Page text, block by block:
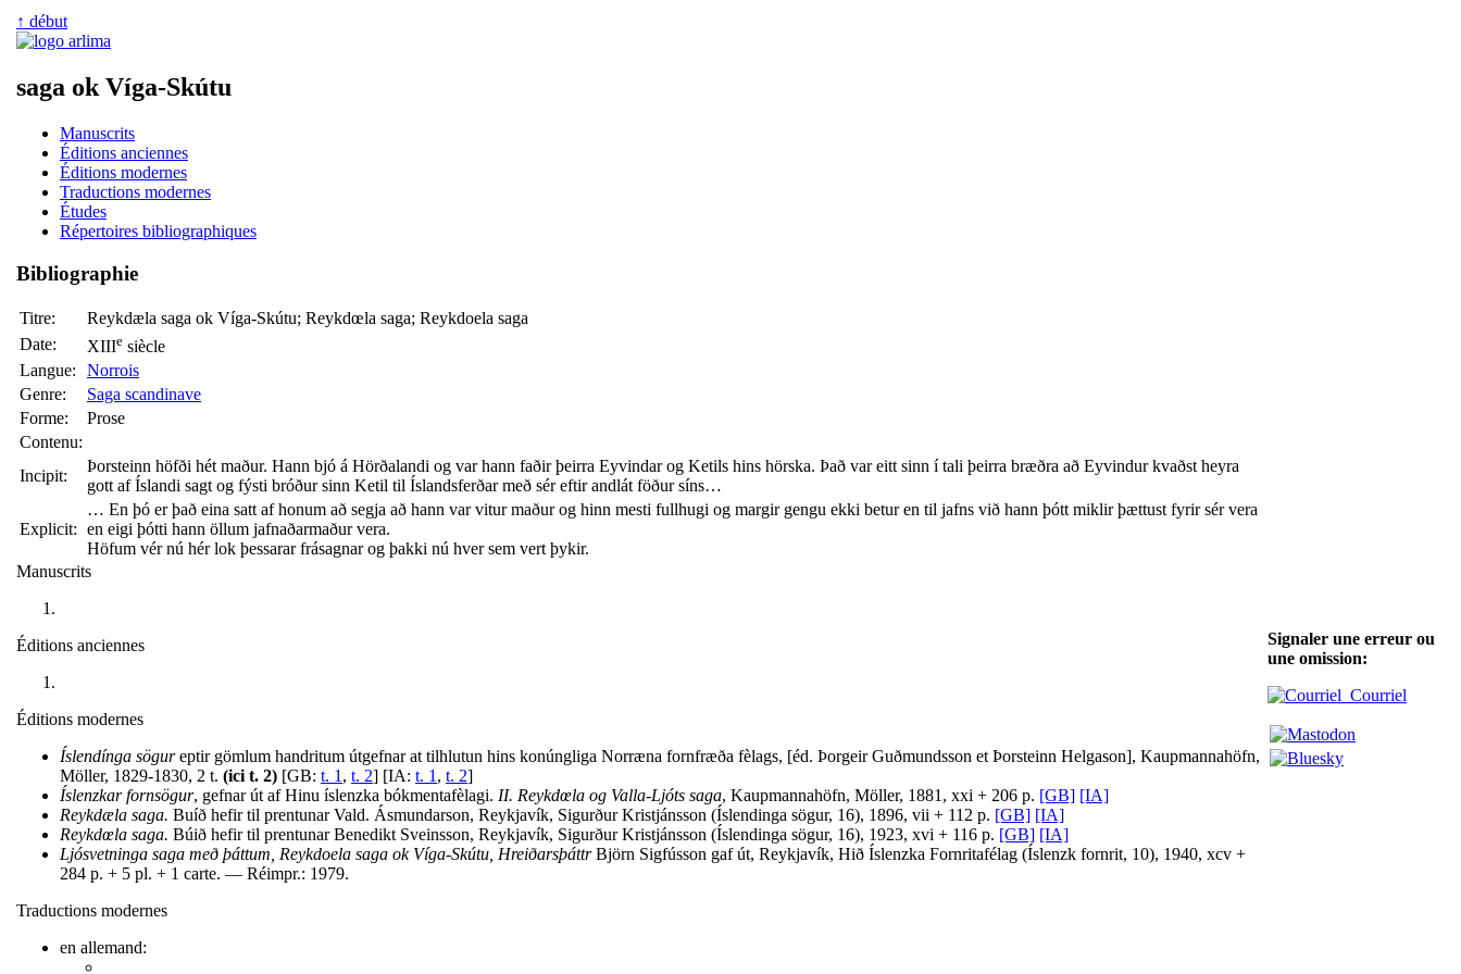
↑ début
saga ok Víga-Skútu
Manuscrits
Éditions anciennes
Éditions modernes
Traductions modernes
Études
Répertoires bibliographiques
Bibliographie
Titre:
Reykdæla saga ok Víga-Skútu; Reykdœla saga; Reykdoela saga
Date:
XIIIe siècle
Langue:
Norrois
Genre:
Saga scandinave
Forme:
Prose
Contenu:
Incipit:
Þorsteinn höfði hét maður. Hann bjó á Hörðalandi og var hann faðir þeirra Eyvindar og Ketils hins hörska. Það var eitt sinn í tali þeirra bræðra að Eyvindur kvaðst heyra
gott af Íslandi sagt og fýsti bróður sinn Ketil til Íslandsferðar með sér eftir andlát föður síns…
Explicit:
… En þó er það eina satt af honum að segja að hann var vitur maður og hinn mesti fullhugi og margir gengu ekki betur en til jafns við hann þótt miklir þættust fyrir sér vera
en eigi þótti hann öllum jafnaðarmaður vera.
Höfum vér nú hér lok þessarar frásagnar og þakki nú hver sem vert þykir.
Manuscrits
Éditions anciennes
Éditions modernes
Íslendínga sögureptir gömlum handritum útgefnar at tilhlutun hins konúngliga Norræna fornfræða fèlags, [éd. Þorgeir Guðmundsson et Þorsteinn Helgason], Kaupmannahöfn,
Möller, 1829-1830, 2 t. (ici t. 2) [GB: t. 1 , t. 2] [IA: t. 1 , t. 2]
Íslenzkar fornsögur, gefnar út af Hinu íslenzka bókmentafèlagi. II. Reykdœla og Valla-Ljóts saga, Kaupmannahöfn, Möller, 1881, xxi + 206 p. [GB] [IA]
Reykdæla saga. Buíð hefir til prentunar Vald. Ásmundarson, Reykjavík, Sigurður Kristjánsson (Íslendinga sögur, 16), 1896, vii + 112 p. [GB] [IA]
Reykdœla saga. Búið hefir til prentunar Benedikt Sveinsson, Reykjavík, Sigurður Kristjánsson (Íslendinga sögur, 16), 1923, xvi + 116 p. [GB] [IA]
Ljósvetninga saga með þáttum, Reykdoela saga ok Víga-Skútu, HreiðarsþáttrBjörn Sigfússon gaf út, Reykjavík, Hið Íslenzka Fornritafélag (Íslenzk fornrit, 10), 1940, xcv +
284 p. + 5 pl. + 1 carte. — Réimpr.: 1979.
Traductions modernes
en allemand:
Signaler une erreur ou
une omission:
Courriel